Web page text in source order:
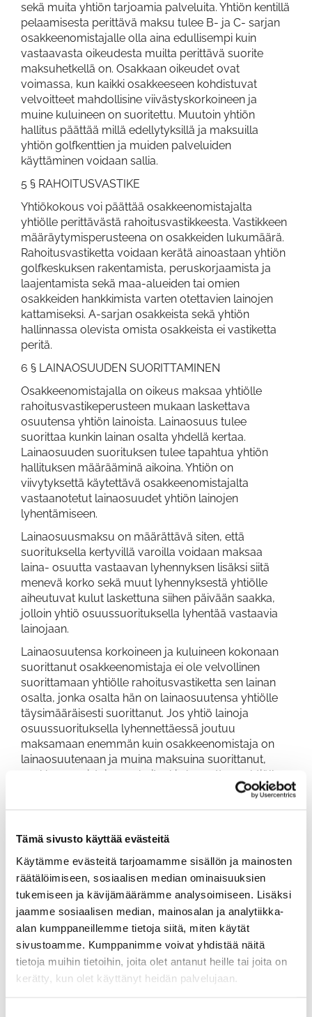
Tämä sivusto käyttää evästeitä
Käytämme evästeitä tarjoamamme sisällön ja mainosten
räätälöimiseen, sosiaalisen median ominaisuuksien
tukemiseen ja kävijämäärämme analysoimiseen. Lisäksi
jaamme sosiaalisen median, mainosalan ja analytiikka-
alan kumppaneillemme tietoja siitä, miten käytät
sivustoamme. Kumppanimme voivat yhdistää näitä
tietoja muihin tietoihin, joita olet antanut heille tai joita on
kerätty, kun olet käyttänyt heidän palvelujaan.
sekä muita yhtiön tarjoamia palveluita. Yhtiön kentillä
pelaamisesta perittävä maksu tulee B- ja C- sarjan
osakkeenomistajalle olla aina edullisempi kuin
vastaavasta oikeudesta muilta perittävä suorite
maksuhetkellä on. Osakkaan oikeudet ovat
voimassa, kun kaikki osakkeeseen kohdistuvat
velvoitteet mahdollisine viivästyskorkoineen ja
muine kuluineen on suoritettu. Muutoin yhtiön
hallitus päättää millä edellytyksillä ja maksuilla
yhtiön golfkenttien ja muiden palveluiden
käyttäminen voidaan sallia.
5 § RAHOITUSVASTIKE
Yhtiökokous voi päättää osakkeenomistajalta
yhtiölle perittävästä rahoitusvastikkeesta. Vastikkeen
määräytymisperusteena on osakkeiden lukumäärä.
Rahoitusvastiketta voidaan kerätä ainoastaan yhtiön
golfkeskuksen rakentamista, peruskorjaamista ja
laajentamista sekä maa-alueiden tai omien
osakkeiden hankkimista varten otettavien lainojen
kattamiseksi. A-sarjan osakkeista sekä yhtiön
hallinnassa olevista omista osakkeista ei vastiketta
peritä.
6 § LAINAOSUUDEN SUORITTAMINEN
Osakkeenomistajalla on oikeus maksaa yhtiölle
rahoitusvastikeperusteen mukaan laskettava
osuutensa yhtiön lainoista. Lainaosuus tulee
suorittaa kunkin lainan osalta yhdellä kertaa.
Lainaosuuden suorituksen tulee tapahtua yhtiön
hallituksen määrääminä aikoina. Yhtiön on
viivytyksettä käytettävä osakkeenomistajalta
vastaanotetut lainaosuudet yhtiön lainojen
lyhentämiseen.
Lainaosuusmaksu on määrättävä siten, että
suorituksella kertyvillä varoilla voidaan maksaa
laina- osuutta vastaavan lyhennyksen lisäksi siitä
menevä korko sekä muut lyhennyksestä yhtiölle
aiheutuvat kulut laskettuna siihen päivään saakka,
jolloin yhtiö osuussuorituksella lyhentää vastaavia
lainojaan.
Lainaosuutensa korkoineen ja kuluineen kokonaan
suorittanut osakkeenomistaja ei ole velvollinen
suorittamaan yhtiölle rahoitusvastiketta sen lainan
osalta, jonka osalta hän on lainaosuutensa yhtiölle
täysimääräisesti suorittanut. Jos yhtiö lainoja
osuussuorituksella lyhennettäessä joutuu
maksamaan enemmän kuin osakkeenomistaja on
lainaosuutenaan ja muina maksuina suorittanut,
osakkeenomistajan on kuitenkin korvattava yhtiölle
tästä aiheutunut lisämeno. Lainaosuuden suoritus
lunastaa yhtiön osake, mikäli osakkeeseen
perustuvat velvoitteet ovat olleet erääntyneenä yli
vuoden ajan. Lunastushinta on kaksisataa (200)
euroa tai erääntyneiden velvoitteiden yhteismäärä
korkoineen ja kuluineen, mikäli tämä on suurempi.
Lunastamiseen voidaan käyttää
voitonjakokelpoisten varojen lisäksi ylikurssi- ja
vararahastoa sekä osakepääoman alennusta. Yhtiön